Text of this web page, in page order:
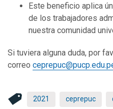
Este beneficio aplica
de los trabajadores
nuestra comunidad
Si tuviera alguna duda, por
correo
2021 ceprepuc